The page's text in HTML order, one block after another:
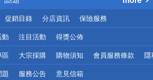
優惠
地區配送
網頁！請小心！
促銷目錄 分店資訊 保險服務
注目活動 得獎公佈
區 大宗採購 購物須知 會員服務條款 隱
服務公告 意見信箱